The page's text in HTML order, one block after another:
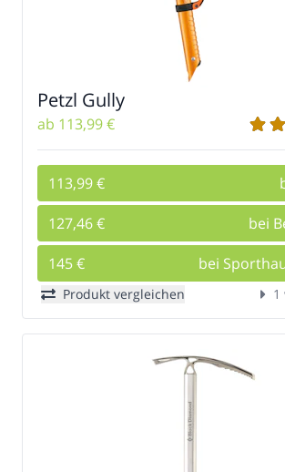
Petzl Gully
ab 113,99 €
113,99 €
127,46 €
bei
145 €
bei
Produkt vergleichen 1